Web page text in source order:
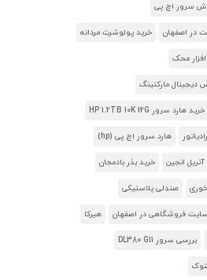
سرور اچ پی
در اصفهان خرید پولوشرت مردانه
افزار محک
دیجیتال مارکتینگ
خرید هارد سرور HP 1.2TB 10K 12G
هارد سرور اچ پی (hp)
آنریل انجین خرید بذر بادمجان
خوری صندلی پلاستیکی
فروشگاهی در اصفهان هیرکا
بررسی سرور DL380 G11